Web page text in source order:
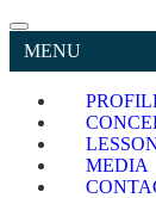
MENU
MEDIA